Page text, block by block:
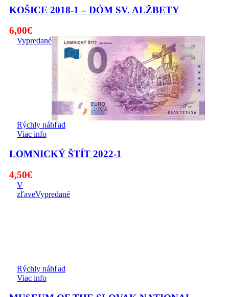
KOŠICE 2018-1 – DÓM SV. ALŽBETY
6,00€
Vypredané
Rýchly náhľad
Viac info
LOMNICKÝ ŠTÍT 2022-1
4,50€
V
zľaveVypredané
Rýchly náhľad
Viac info